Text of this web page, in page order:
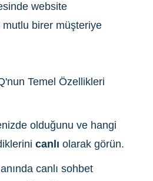
website
mutlu birer müşteriye
Temel Özellikleri
olduğunu ve hangi
canlı olarak görün.
canlı sohbet